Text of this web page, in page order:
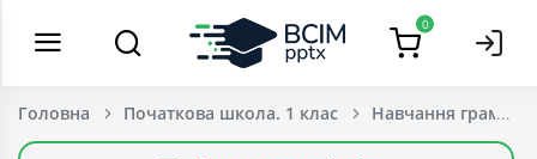
0
Головна Початкова школа. 1 клас Навчання грамоти